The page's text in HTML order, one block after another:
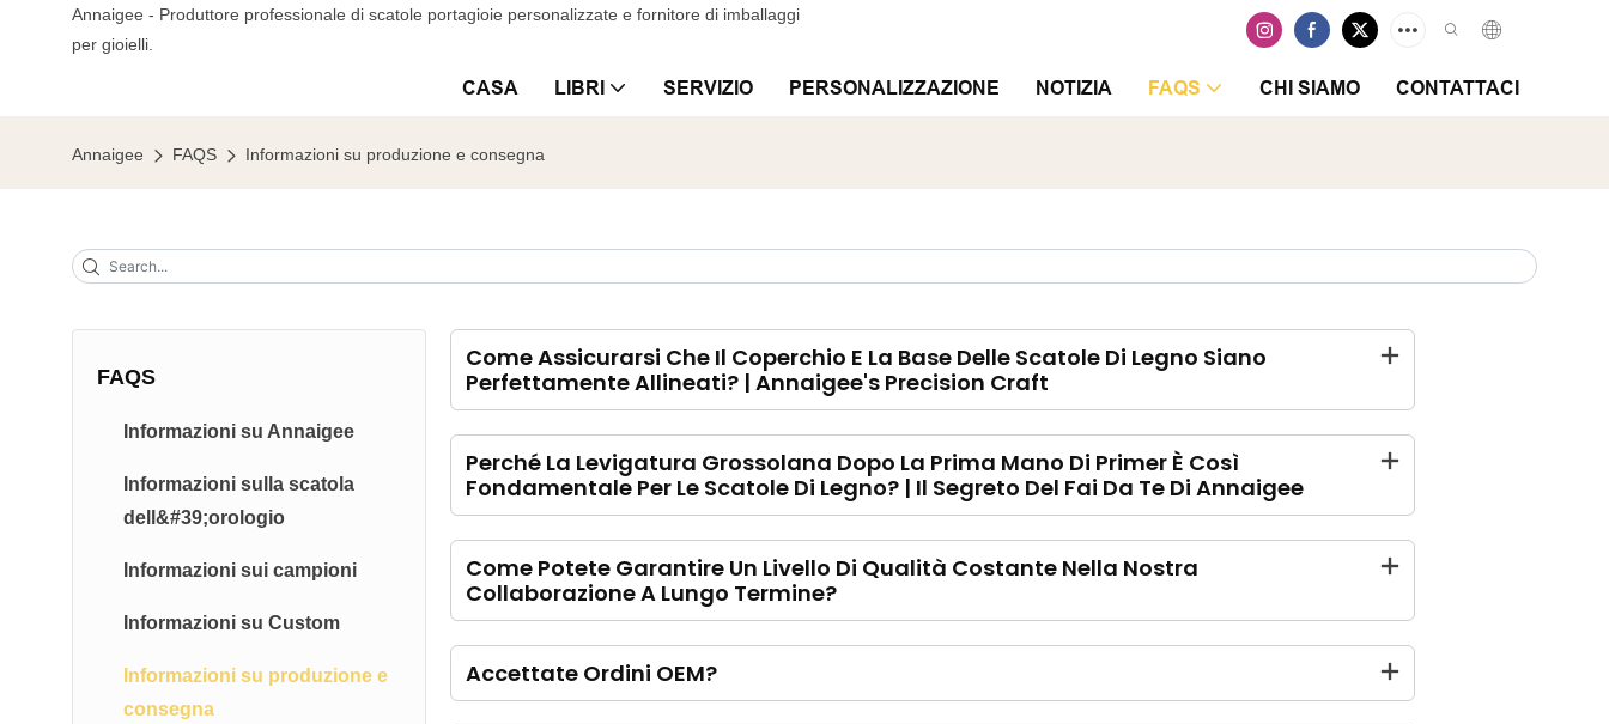
Annaigee - Produttore professionale di scatole portagioie personalizzate e fornitore di imballaggi
per gioielli.
CASA LIBRI SERVIZIO PERSONALIZZAZIONE NOTIZIA FAQS CHI SIAMO CONTATTACI
Annaigee FAQS Informazioni su produzione e consegna
FAQS
Informazioni su Annaigee
Informazioni sulla scatola
dell&#39;orologio
Informazioni sui campioni
Informazioni su Custom
Informazioni su produzione e
consegna
Come Assicurarsi Che Il Coperchio E La Base Delle Scatole Di Legno Siano
Perfettamente Allineati? | Annaigee's Precision Craft
Perché La Levigatura Grossolana Dopo La Prima Mano Di Primer È Così
Fondamentale Per Le Scatole Di Legno? | Il Segreto Del Fai Da Te Di Annaigee
Come Potete Garantire Un Livello Di Qualità Costante Nella Nostra
Collaborazione A Lungo Termine?
Accettate Ordini OEM?